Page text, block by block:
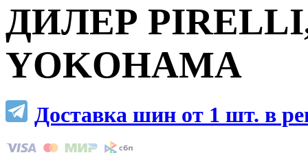
ДИЛЕР
YOKOHAMA
Доставка шин от 1 шт. в